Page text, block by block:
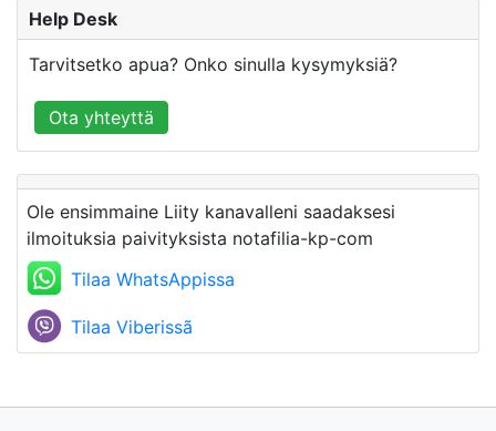
Help Desk
Tarvitsetko apua? Onko sinulla kysymyksiä?
Ota yhteyttä
Ole ensimmaine Liity kanavalleni saadaksesi
ilmoituksia paivityksista notafilia-kp-com
Tilaa WhatsAppissa
Tilaa Viberissã